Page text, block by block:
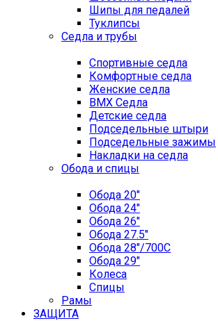
Шипы для педалей
Туклипсы
Седла и трубы
Спортивные седла
Комфортные седла
Женские седла
BMX Седла
Детские седла
Подседельные штыри
Подседельные зажимы
Накладки на седла
Обода и спицы
Обода 20"
Обода 24"
Обода 26"
Обода 27.5"
Обода 28"/700C
Обода 29"
Колеса
Спицы
Рамы
ЗАЩИТА